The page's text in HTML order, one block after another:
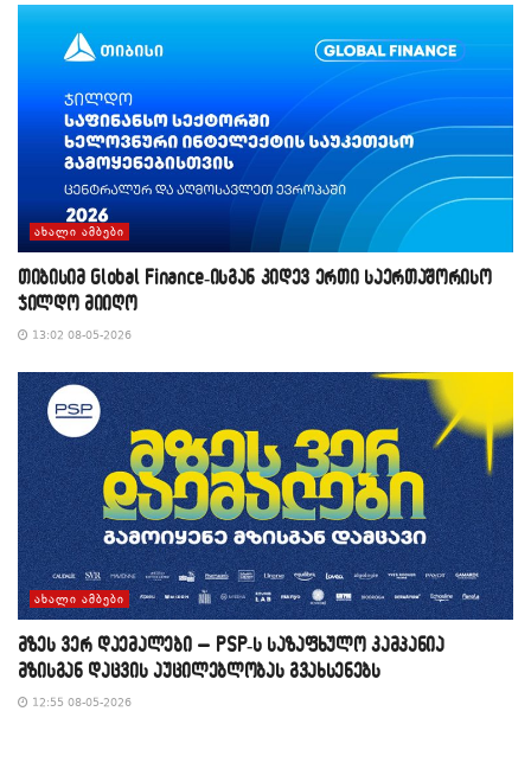
ᲐᲮᲐᲚᲘ ᲐᲛᲑᲔᲑᲘ
თიბისიმ Global Finance-ისგან კიდევ ერთი საერთაშორისო
ჯილდო მიიღო
13:02 08-05-2026
ᲐᲮᲐᲚᲘ ᲐᲛᲑᲔᲑᲘ
მზეს ვერ დაემალები – PSP-ს საზაფხულო კამპანია
მზისგან დაცვის აუცილებლობას გვახსენებს
12:55 08-05-2026